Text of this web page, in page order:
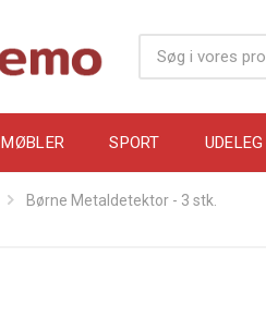
MØBLER SPORT UDELEG
Børne Metaldetektor - 3 stk.